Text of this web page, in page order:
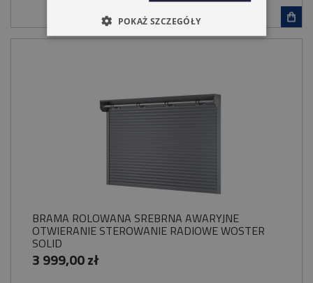
BRAMA ROLOWANA SREBRNA AWARYJNE
OTWIERANIE STEROWANIE RADIOWE WOSTER
SOLID
3 999,00 zł
POKAŻ SZCZEGÓŁY